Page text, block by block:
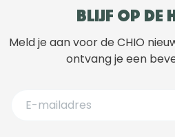
Blijf op de
Meld je aan voor de CHIO
ontvang je een